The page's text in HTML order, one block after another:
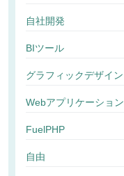
自社開発
BIツール
グラフィックデザイン
Webアプリケーション
FuelPHP
自由